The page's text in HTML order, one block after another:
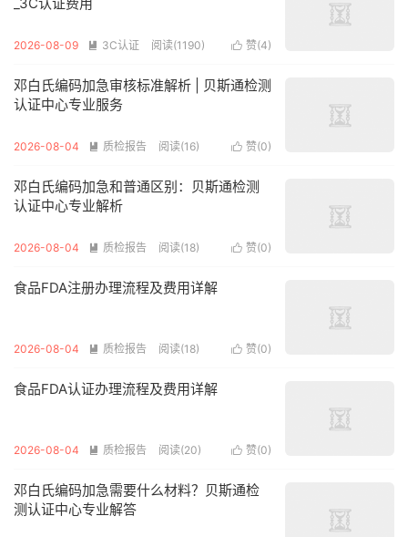
 赞(4)
2026-08-09  3C认证 阅读(1190)
邓白氏编码加急审核标准解析 | 贝斯通检测
认证中心专业服务
 赞(0)
2026-08-04  质检报告 阅读(16)
邓白氏编码加急和普通区别：贝斯通检测
认证中心专业解析
 赞(0)
2026-08-04  质检报告 阅读(18)
食品FDA注册办理流程及费用详解
 赞(0)
2026-08-04  质检报告 阅读(18)
食品FDA认证办理流程及费用详解
 赞(0)
2026-08-04  质检报告 阅读(20)
邓白氏编码加急需要什么材料？贝斯通检
测认证中心专业解答